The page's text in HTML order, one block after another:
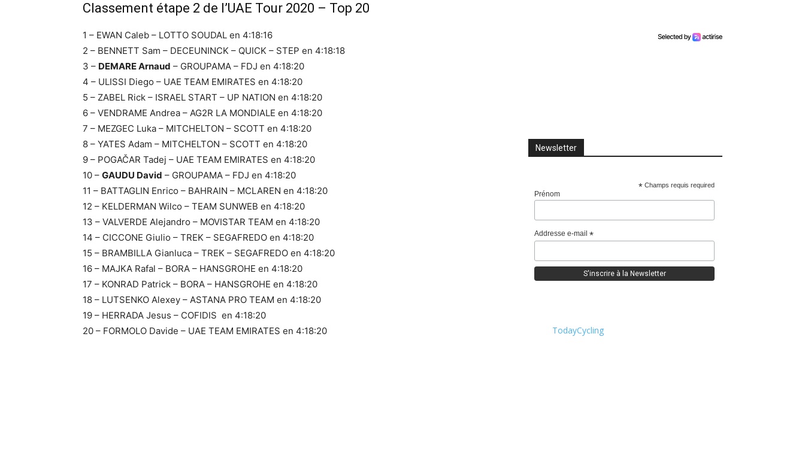
Classement étape 2 de l’UAE Tour 2020 – Top 20
1 – EWAN Caleb – LOTTO SOUDAL en 4:18:16
2 – BENNETT Sam – DECEUNINCK – QUICK – STEP en 4:18:18
3 – DEMARE Arnaud – GROUPAMA – FDJ en 4:18:20
4 – ULISSI Diego – UAE TEAM EMIRATES en 4:18:20
5 – ZABEL Rick – ISRAEL START – UP NATION en 4:18:20
6 – VENDRAME Andrea – AG2R LA MONDIALE en 4:18:20
7 – MEZGEC Luka – MITCHELTON – SCOTT en 4:18:20
8 – YATES Adam – MITCHELTON – SCOTT en 4:18:20
9 – POGAČAR Tadej – UAE TEAM EMIRATES en 4:18:20
10 – GAUDU David – GROUPAMA – FDJ en 4:18:20
11 – BATTAGLIN Enrico – BAHRAIN – MCLAREN en 4:18:20
12 – KELDERMAN Wilco – TEAM SUNWEB en 4:18:20
13 – VALVERDE Alejandro – MOVISTAR TEAM en 4:18:20
14 – CICCONE Giulio – TREK – SEGAFREDO en 4:18:20
15 – BRAMBILLA Gianluca – TREK – SEGAFREDO en 4:18:20
16 – MAJKA Rafal – BORA – HANSGROHE en 4:18:20
17 – KONRAD Patrick – BORA – HANSGROHE en 4:18:20
18 – LUTSENKO Alexey – ASTANA PRO TEAM en 4:18:20
19 – HERRADA Jesus – COFIDIS en 4:18:20
20 – FORMOLO Davide – UAE TEAM EMIRATES en 4:18:20
Newsletter
* Champs requis required
Prénom
Addresse e-mail *
TodayCycling